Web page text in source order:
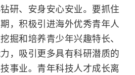
研、安身安心安业。要抓住
，积极引进海外优秀青年人
掘和培养青少年兴趣特长、
，吸引更多具有科研潜质的
事业。青年科技人才成长离